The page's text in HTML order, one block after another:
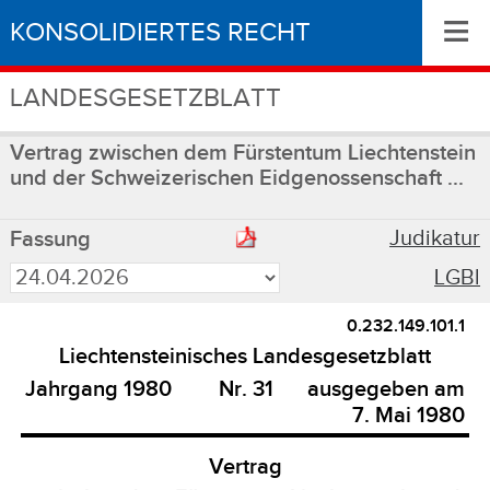
KONSOLIDIERTES RECHT
LANDESGESETZBLATT
≡
Vertrag zwischen dem Fürstentum Liechtenstein
und der Schweizerischen Eidgenossenschaft ...
Fassung
Judikatur
LGBl